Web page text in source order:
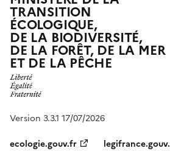
TRANSITION
ÉCOLOGIQUE,
DE LA BIODIVERSITÉ,
DE LA FORÊT, DE LA MER
ET DE LA PÊCHE
Version 3.3.1 17/07/2026
ecologie.gouv.fr